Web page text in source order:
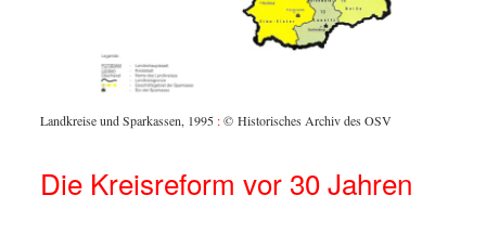
Landkreise und Sparkassen, 1995 :© Historisches Archiv des OSV
Die Kreisreform vor 30 Jahren